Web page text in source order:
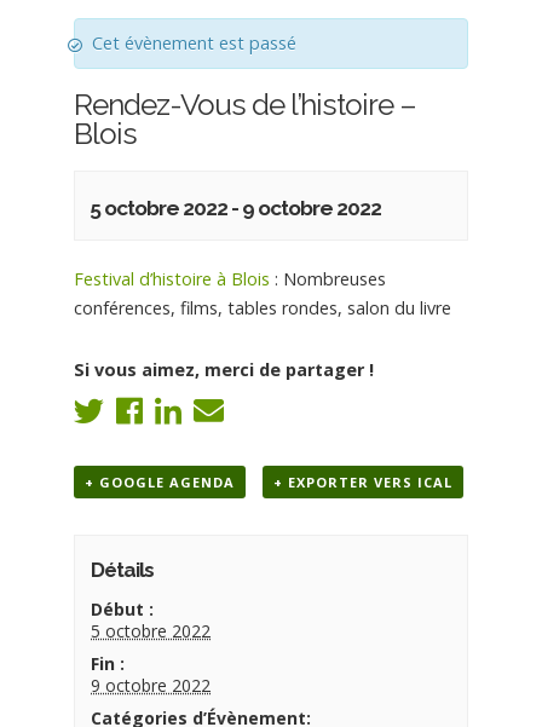
Cet évènement est passé
Rendez-Vous de l’histoire –
Blois
5 octobre 2022 - 9 octobre 2022
Festival d’histoire à Blois : Nombreuses
conférences, films, tables rondes, salon du livre
Si vous aimez, merci de partager !
+ GOOGLE AGENDA + EXPORTER VERS ICAL
Détails
Début :
5 octobre 2022
Fin :
9 octobre 2022
Catégories d’Évènement: